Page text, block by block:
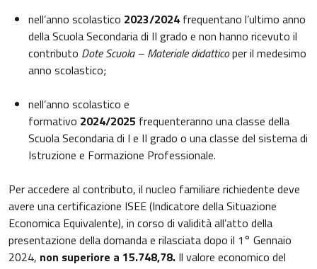
nell’anno scolastico 2023/2024 frequentano l’ultimo anno
della Scuola Secondaria di II grado e non hanno ricevuto il
contributo Dote Scuola – Materiale didatticoper il medesimo
anno scolastico;
nell’anno scolastico e
formativo 2024/2025 frequenteranno una classe della
Scuola Secondaria di I e II grado o una classe del sistema di
Istruzione e Formazione Professionale.
Per accedere al contributo, il nucleo familiare richiedente deve
avere una certificazione ISEE (Indicatore della Situazione
Economica Equivalente), in corso di validità all’atto della
presentazione della domanda e rilasciata dopo il 1° Gennaio
2024, non superiore a 15.748,78. Il valore economico del